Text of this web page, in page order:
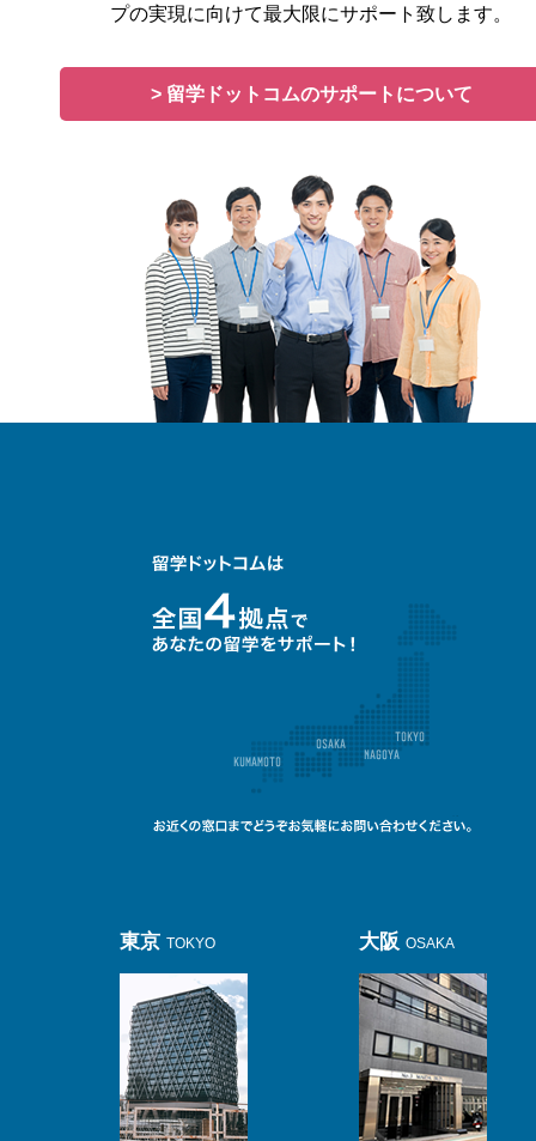
プの実現に向けて最大限にサポート致します。
> 留学ドットコムのサポートについて
東京 TOKYO 大阪 OSAKA